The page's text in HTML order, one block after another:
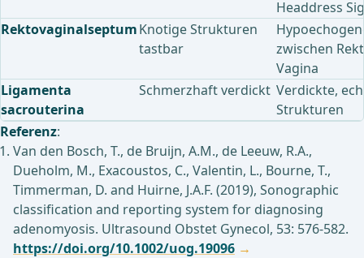
Headdress
RektovaginalseptumKnotige Strukturen
tastbar
zwischen
Vagina
Ligamenta
sacrouterina
Schmerzhaft verdickt Verdickte,
Strukturen
Referenz:
Van den Bosch, T., de Bruijn, A.M., de Leeuw, R.A.,
Dueholm, M., Exacoustos, C., Valentin, L., Bourne, T.,
Timmerman, D. and Huirne, J.A.F. (2019), Sonographic
classification and reporting system for diagnosing
adenomyosis. Ultrasound Obstet Gynecol, 53: 576-582.
https://doi.org/10.1002/uog.19096